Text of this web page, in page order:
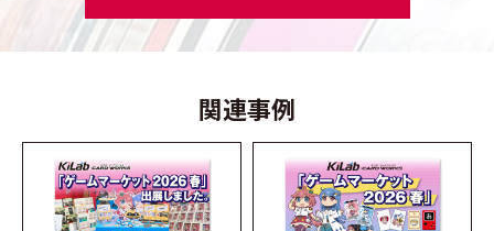
関連事例